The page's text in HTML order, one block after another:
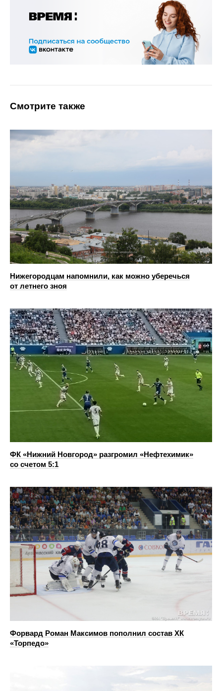
Смотрите также
Нижегородцам напомнили, как можно уберечься
от летнего зноя
ФК «Нижний Новгород» разгромил «Нефтехимик»
со счетом 5:1
Форвард Роман Максимов пополнил состав ХК
«Торпедо»